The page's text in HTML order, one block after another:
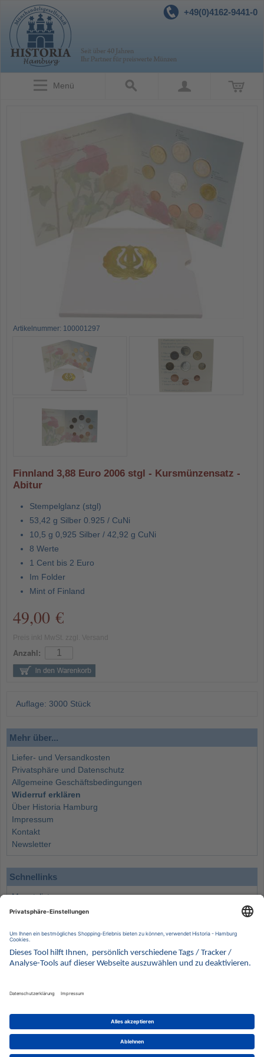
+49(0)4162-9441-0
Menü
Artikelnummer: 100001297
Finnland 3,88 Euro 2006 stgl - Kursmünzensatz -
Abitur
Stempelglanz (stgl)
53,42 g Silber 0.925 / CuNi
10,5 g 0,925 Silber / 42,92 g CuNi
8 Werte
1 Cent bis 2 Euro
Im Folder
Mint of Finland
49,00 €
Anzahl:
Auflage: 3000 Stück
Mehr über...
Liefer- und Versandkosten
Privatsphäre und Datenschutz
Allgemeine Geschäftsbedingungen
Widerruf erklären
Über Historia Hamburg
Impressum
Kontakt
Newsletter
Schnellinks
Monatsliste
Angebote
Wissenswertes
Kontakt
Wir behalten uns vor, für ausgewählte Münzen die Differenzbesteuerung gemäß § 25a UStG
anzuwenden.
Alle Angebote freibleibend solange der Vorrat reicht. Irrtum vorbehalten. Bilder sind
Beispielbilder